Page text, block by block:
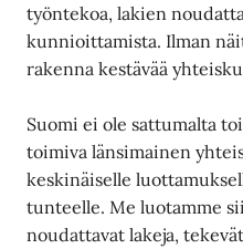
työntekoa, lakien
kunnioittamista. Ilman
rakenna kestävää
Suomi ei ole sattumalta
toimiva länsimainen
keskinäiselle
tunteelle. Me luotamme
noudattavat lakeja,